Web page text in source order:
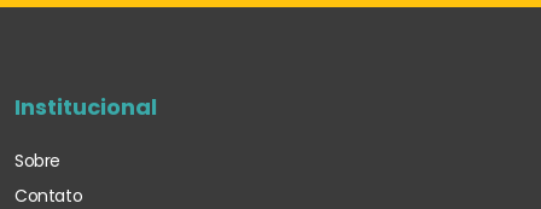
Institucional
Sobre
Contato